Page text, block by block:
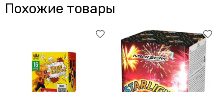
Похожие товары